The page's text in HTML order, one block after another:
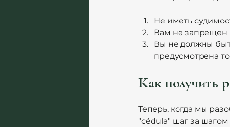
Не иметь
Вам не запрещен
Вы не должны
предусмотрена
Как получить
Теперь, когда мы
"cédula" шаг за